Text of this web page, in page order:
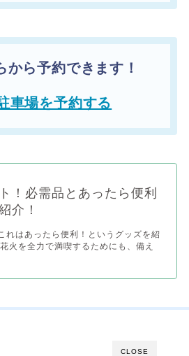
から予約できます！
車場を予約する
！必需品とあったら便利
介！
れはあったら便利！というグッズを紹
火を全力で満喫するためにも、備え
CLOSE